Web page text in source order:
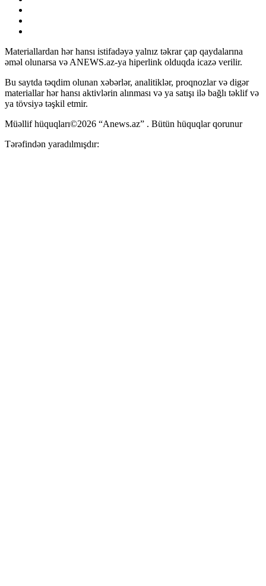
Materiallardan hər hansı istifadəyə yalnız təkrar çap qaydalarına
əməl olunarsa və ANEWS.az-ya hiperlink olduqda icazə verilir.
Bu saytda təqdim olunan xəbərlər, analitiklər, proqnozlar və digər
materiallar hər hansı aktivlərin alınması və ya satışı ilə bağlı təklif və
ya tövsiyə təşkil etmir.
Müəllif hüquqları©2026 “Anews.az” . Bütün hüquqlar qorunur
Tərəfindən yaradılmışdır: